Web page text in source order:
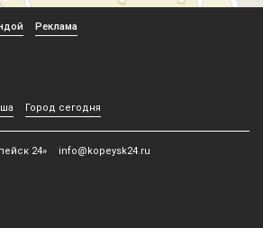
Реклама
Город сегодня
24» info@kopeysk24.ru